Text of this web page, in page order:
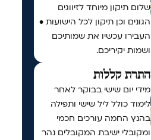
שלום תיקון מיוחד לזיווגים
הגונים וכן תיקון לכל הישועות •
העבירו עכשיו את שמותיכם
ושמות יקיריכם.
התרת קללות
מידי יום שישי בבוקר לאחר
לימוד כולל ליל שישי ותפילה
בהנץ החמה עורכים חכמי
ומקובלי ישיבת המקובלים נהר